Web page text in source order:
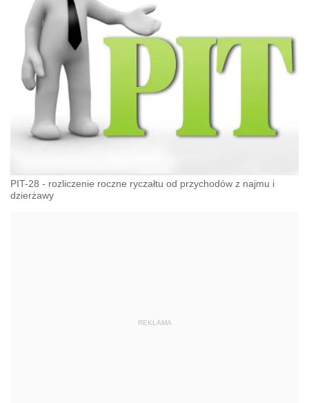
PIT-28 - rozliczenie roczne ryczałtu od przychodów z najmu i
dzierżawy